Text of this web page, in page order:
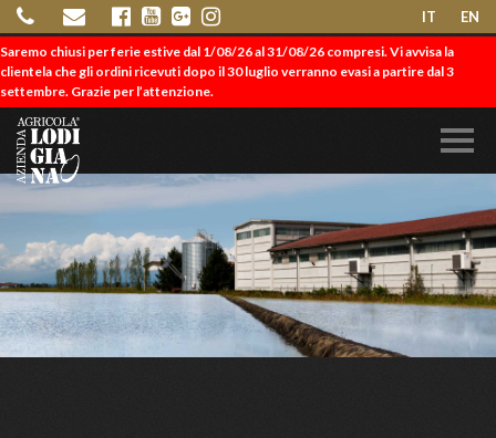
IT EN
Saremo chiusi per ferie estive dal 1/08/26 al 31/08/26 compresi. Vi avvisa la
clientela che gli ordini ricevuti dopo il 30 luglio verranno evasi a partire dal 3
settembre. Grazie per l’attenzione.